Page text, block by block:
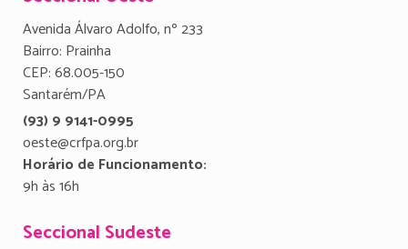
Avenida Álvaro Adolfo, nº 233
Bairro: Prainha
CEP: 68.005-150
Santarém/PA
(93) 9 9141-0995
oeste@crfpa.org.br
Horário de Funcionamento:
9h às 16h
Seccional Sudeste